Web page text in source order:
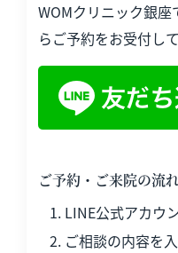
WOMクリニック銀
らご予約をお受付し
ご予約・ご来院の流
LINE公式アカウ
ご相談の内容を